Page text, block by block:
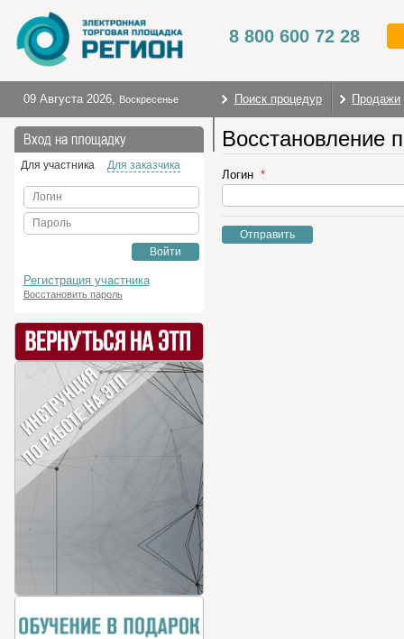
8 800 600 72 28
09 Августа 2026, Воскресенье Поиск процедур Продажи
На главную
Вход на площадку
Для участника Для заказчика
Логин
Пароль
Войти
Регистрация участника
Восстановить пароль
Восстановление
Логин
Отправить